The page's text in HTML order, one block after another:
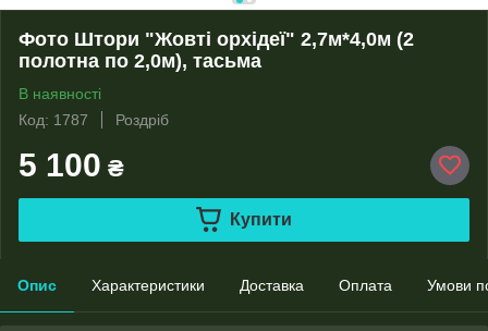
Фото Штори "Жовті орхідеї" 2,7м*4,0м (2
полотна по 2,0м), тасьма
В наявності
Код: 1787
Роздріб
5 100 ₴
Купити
Опис Характеристики Доставка Оплата Умови